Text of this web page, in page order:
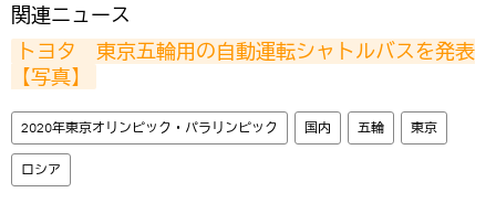
関連ニュース
トヨタ　東京五輪用の自動運転シャトルバスを発表
【写真】
2020年東京オリンピック・パラリンピック 国内 五輪 東京
ロシア